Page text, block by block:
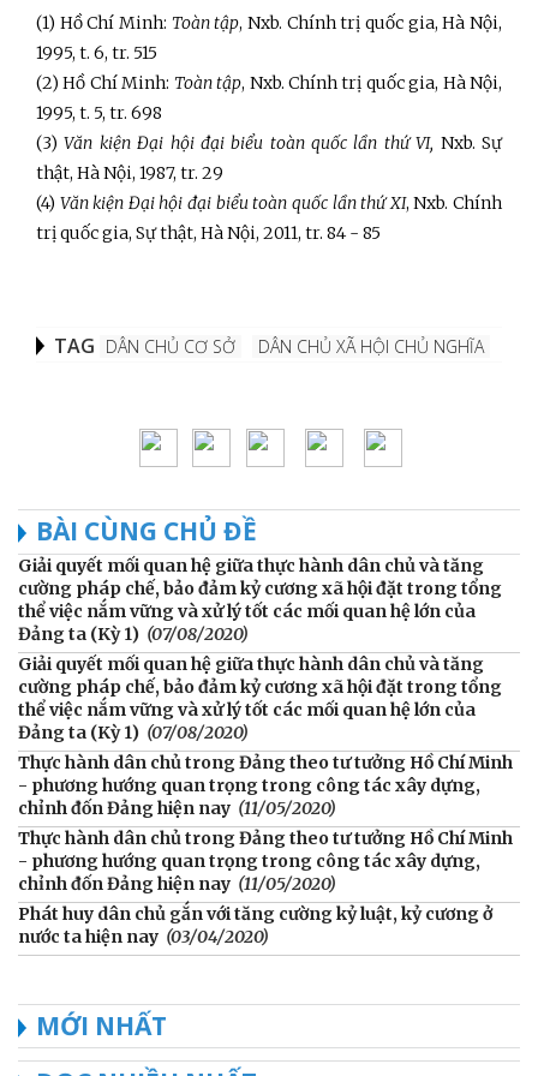
(1) Hồ Chí Minh: Toàn tập, Nxb. Chính trị quốc gia, Hà Nội,
1995, t. 6, tr. 515
(2) Hồ Chí Minh: Toàn tập, Nxb. Chính trị quốc gia, Hà Nội,
1995, t. 5, tr. 698
(3)Văn kiện Đại hội đại biểu toàn quốc lần thứ VI, Nxb. Sự
thật, Hà Nội, 1987, tr. 29
(4) Văn kiện Đại hội đại biểu toàn quốc lần thứ XI, Nxb. Chính
trị quốc gia, Sự thật, Hà Nội, 2011, tr. 84 - 85
TAG DÂN CHỦ CƠ SỞ DÂN CHỦ XÃ HỘI CHỦ NGHĨA
BÀI CÙNG CHỦ ĐỀ
Giải quyết mối quan hệ giữa thực hành dân chủ và tăng
cường pháp chế, bảo đảm kỷ cương xã hội đặt trong tổng
thể việc nắm vững và xử lý tốt các mối quan hệ lớn của
Đảng ta (Kỳ 1) (07/08/2020)
Giải quyết mối quan hệ giữa thực hành dân chủ và tăng
cường pháp chế, bảo đảm kỷ cương xã hội đặt trong tổng
thể việc nắm vững và xử lý tốt các mối quan hệ lớn của
Đảng ta (Kỳ 1) (07/08/2020)
Thực hành dân chủ trong Đảng theo tư tưởng Hồ Chí Minh
- phương hướng quan trọng trong công tác xây dựng,
chỉnh đốn Đảng hiện nay (11/05/2020)
Thực hành dân chủ trong Đảng theo tư tưởng Hồ Chí Minh
- phương hướng quan trọng trong công tác xây dựng,
chỉnh đốn Đảng hiện nay (11/05/2020)
Phát huy dân chủ gắn với tăng cường kỷ luật, kỷ cương ở
nước ta hiện nay (03/04/2020)
MỚI NHẤT